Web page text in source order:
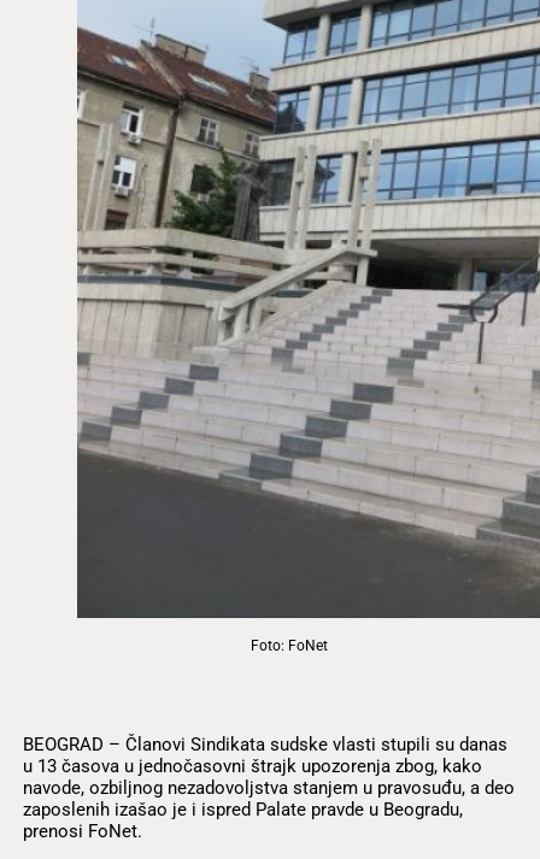
Foto: FoNet
BEOGRAD – Članovi Sindikata sudske vlasti stupili su danas
u 13 časova u jednočasovni štrajk upozorenja zbog, kako
navode, ozbiljnog nezadovoljstva stanjem u pravosuđu, a deo
zaposlenih izašao je i ispred Palate pravde u Beogradu,
prenosi FoNet.